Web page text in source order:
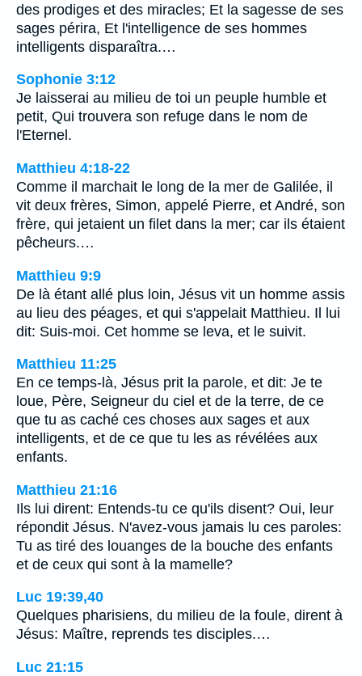
des prodiges et des miracles; Et la sagesse de ses
sages périra, Et l'intelligence de ses hommes
intelligents disparaîtra.…
Sophonie 3:12
Je laisserai au milieu de toi un peuple humble et
petit, Qui trouvera son refuge dans le nom de
l'Eternel.
Matthieu 4:18-22
Comme il marchait le long de la mer de Galilée, il
vit deux frères, Simon, appelé Pierre, et André, son
frère, qui jetaient un filet dans la mer; car ils étaient
pêcheurs.…
Matthieu 9:9
De là étant allé plus loin, Jésus vit un homme assis
au lieu des péages, et qui s'appelait Matthieu. Il lui
dit: Suis-moi. Cet homme se leva, et le suivit.
Matthieu 11:25
En ce temps-là, Jésus prit la parole, et dit: Je te
loue, Père, Seigneur du ciel et de la terre, de ce
que tu as caché ces choses aux sages et aux
intelligents, et de ce que tu les as révélées aux
enfants.
Matthieu 21:16
Ils lui dirent: Entends-tu ce qu'ils disent? Oui, leur
répondit Jésus. N'avez-vous jamais lu ces paroles:
Tu as tiré des louanges de la bouche des enfants
et de ceux qui sont à la mamelle?
Luc 19:39,40
Quelques pharisiens, du milieu de la foule, dirent à
Jésus: Maître, reprends tes disciples.…
Luc 21:15